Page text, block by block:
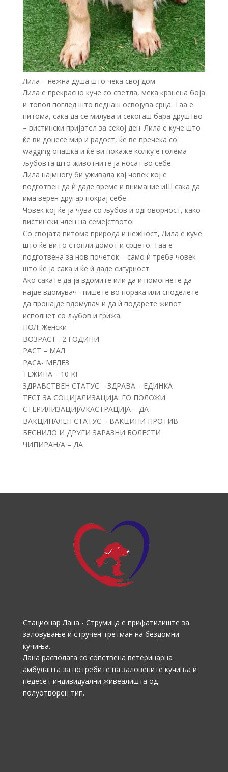
Лила – нежна душа што чека свој дом
Лила е прекрасно куче со светла, мека крзнена боја
и топол поглед што веднаш освојува срца. Таа е
питома, сака да се милува и секогаш бара друштво
– вистински пријател за секој ден. Лила е куче што
ќе ви донесе мир и радост, ќе ве пречека со
wagging опашка и ќе ви покаже колку е голема
љубовта што животните ја носат во себе.
Лила најмногу би уживала кај човек кој е
подготвен да ѝ даде време и внимание иШ сака да
има верен другар покрај себе.
Човек кој ќе ја чува со љубов и одговорност, како
вистински член на семејството.
Со својата питома природа и нежност, Лила е куче
што ќе ви го стопли домот и срцето. Таа е
подготвена за нов почеток – само ѝ треба човек
што ќе ја сака и ќе ѝ даде сигурност.
Ако сакате да ја вдомите или да и помогнете да
најде вдомувач –пишете во порака или споделете
да пронајде вдомувач и да ѝ подарете живот
исполнет со љубов и грижа.
ПОЛ: Женски
ВОЗРАСТ –2 ГОДИНИ
РАСТ – МАЛ
РАСА- МЕЛЕЗ
ТЕЖИНА – 10 KГ
ЗДРАВСТВЕН СТАТУС – ЗДРАВА – ЕДИНКА
ТЕСТ ЗА СОЦИЈАЛИЗАЦИЈА: ГО ПОЛОЖИ
СТЕРИЛИЗАЦИЈА/КАСТРАЦИЈА – ДА
ВАКЦИНАЛЕН СТАТУС – ВАКЦИНИ ПРОТИВ
БЕСНИЛО И ДРУГИ ЗАРАЗНИ БОЛЕСТИ
ЧИПИРАН/А – ДА
Стационар Лана - Струмица е прифатилиште за
заловување и стручен третман на бездомни
кучиња.
Лана располага со сопствена ветеринарна
амбуланта за потребите на заловените кучиња и
педесет индивидуални живеалишта од
полуотворен тип.